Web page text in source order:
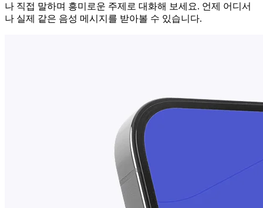
나 직접 말하며 흥미로운 주제로 대화해 보세요. 언제 어디서
나 실제 같은 음성 메시지를 받아볼 수 있습니다.